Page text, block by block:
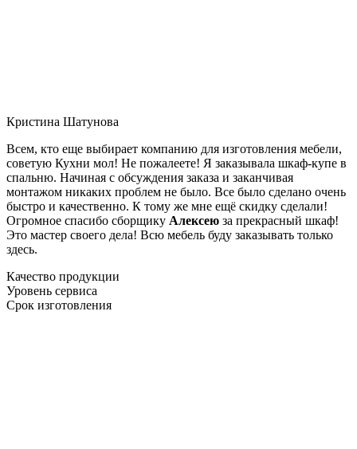
Кристина Шатунова
Всем, кто еще выбирает компанию для изготовления мебели,
советую Кухни мол! Не пожалеете! Я заказывала шкаф-купе в
спальню. Начиная с обсуждения заказа и заканчивая
монтажом никаких проблем не было. Все было сделано очень
быстро и качественно. К тому же мне ещё скидку сделали!
Огромное спасибо сборщику Алексею за прекрасный шкаф!
Это мастер своего дела! Всю мебель буду заказывать только
здесь.
Качество продукции
Уровень сервиса
Срок изготовления